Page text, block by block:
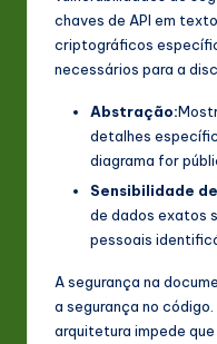
chaves de API em
criptográficos
necessários para a
Abstração:
detalhes
diagrama for
Sensibilidade
de dados exatos
pessoais
A segurança na
a segurança no
arquitetura impede